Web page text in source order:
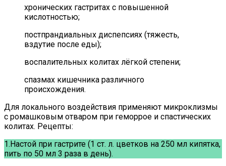
хронических гастритах с повышенной
кислотностью;
постпрандиальных диспепсиях (тяжесть,
вздутие после еды);
воспалительных колитах лёгкой степени;
спазмах кишечника различного
происхождения.
Для локального воздействия применяют микроклизмы
с ромашковым отваром при геморрое и спастических
колитах. Рецепты:
1.Настой при гастрите (1 ст. л. цветков на 250 мл кипятка,
пить по 50 мл 3 раза в день).